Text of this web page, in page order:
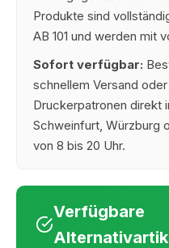
Produkte sind
AB 101 und werden mit
Sofort verfügbar:
schnellem Versand
Druckerpatronen direkt
Schweinfurt, Würzburg
von 8 bis 20 Uhr.
Verfügbare